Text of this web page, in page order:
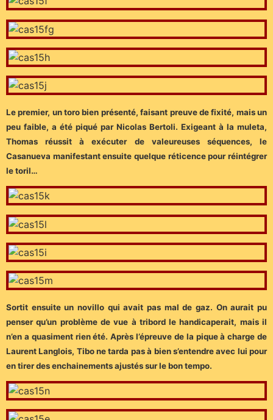
Le premier, un toro bien présenté, faisant preuve de fixité, mais un
peu faible, a été piqué par Nicolas Bertoli. Exigeant à la muleta,
Thomas réussit à exécuter de valeureuses séquences, le
Casanueva manifestant ensuite quelque réticence pour réintégrer
le toril…
Sortit ensuite un novillo qui avait pas mal de gaz. On aurait pu
penser qu’un problème de vue à tribord le handicaperait, mais il
n’en a quasiment rien été.Après l’épreuve de la pique à charge de
Laurent Langlois, Tibo ne tarda pas à bien s’entendre avec lui pour
en tirer des enchainements ajustés sur le bon tempo.